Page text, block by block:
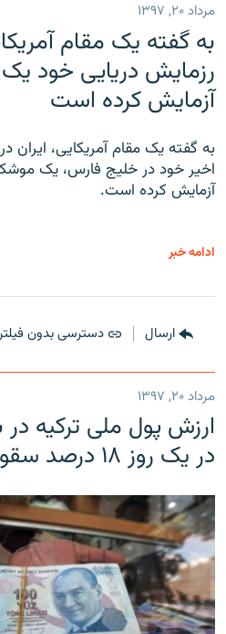
مرداد ۲۰, ۱۳۹۷
به گفته یک مقام
رزمایش دریایی خود
آزمایش کرده است
به گفته یک مقام آمریکایی، ایران
اخیر خود در خلیج فارس، یک
آزمایش کرده است.
ادامه خبر
ارسال دسترسی بدون
مرداد ۲۰, ۱۳۹۷
ارزش پول ملی ترکیه در
در یک روز ۱۸ درصد سقوط کرد